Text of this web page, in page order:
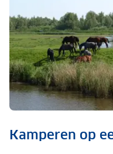
Kamperen op